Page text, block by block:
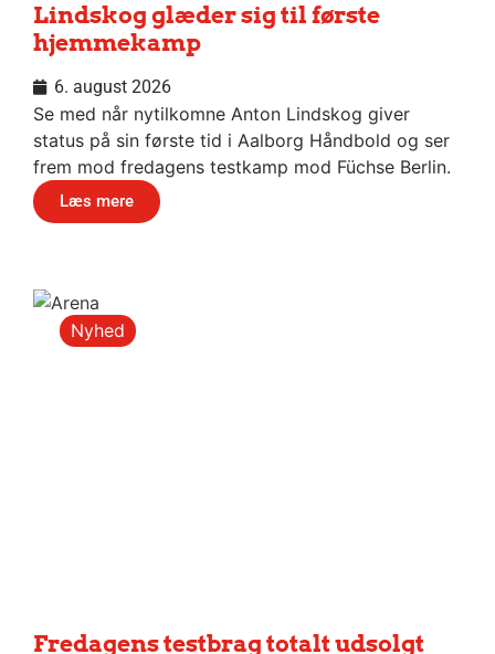
Lindskog glæder sig til første
hjemmekamp
6. august 2026
Se med når nytilkomne Anton Lindskog giver
status på sin første tid i Aalborg Håndbold og ser
frem mod fredagens testkamp mod Füchse Berlin.
Læs mere
Nyhed
Fredagens testbrag totalt udsolgt